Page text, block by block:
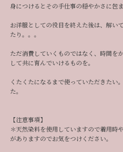
身につけるとその手仕事の穏やかさに包
お洋服としての役目を終えた後は、解い
たり。。。
ただ消費していくものではなく、時間を
して共に育んでいけるものを。
くたくたになるまで使っていただきたい
た。
【注意事項】
＊天然染料を使用していますので着用時
がありますのでお気をつけください。